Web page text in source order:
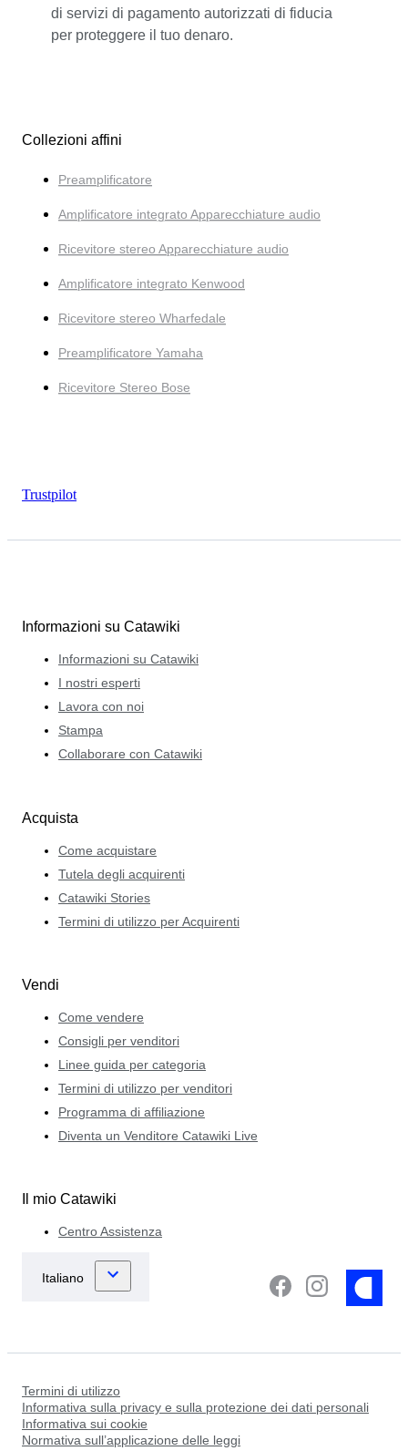
di servizi di pagamento autorizzati di fiducia
per proteggere il tuo denaro.
Collezioni affini
Preamplificatore
Amplificatore integrato Apparecchiature audio
Ricevitore stereo Apparecchiature audio
Amplificatore integrato Kenwood
Ricevitore stereo Wharfedale
Preamplificatore Yamaha
Ricevitore Stereo Bose
Trustpilot
Informazioni su Catawiki
Informazioni su Catawiki
I nostri esperti
Lavora con noi
Stampa
Collaborare con Catawiki
Acquista
Come acquistare
Tutela degli acquirenti
Catawiki Stories
Termini di utilizzo per Acquirenti
Vendi
Come vendere
Consigli per venditori
Linee guida per categoria
Termini di utilizzo per venditori
Programma di affiliazione
Diventa un Venditore Catawiki Live
Il mio Catawiki
Centro Assistenza
Termini di utilizzo
Informativa sulla privacy e sulla protezione dei dati personali
Informativa sui cookie
Normativa sull’applicazione delle leggi